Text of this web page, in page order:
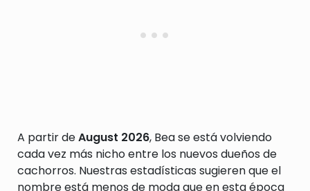
A partir deAugust 2026, Bea se está volviendo
cada vez más nicho entre los nuevos dueños de
cachorros. Nuestras estadísticas sugieren que el
nombre está menos de moda que en esta época